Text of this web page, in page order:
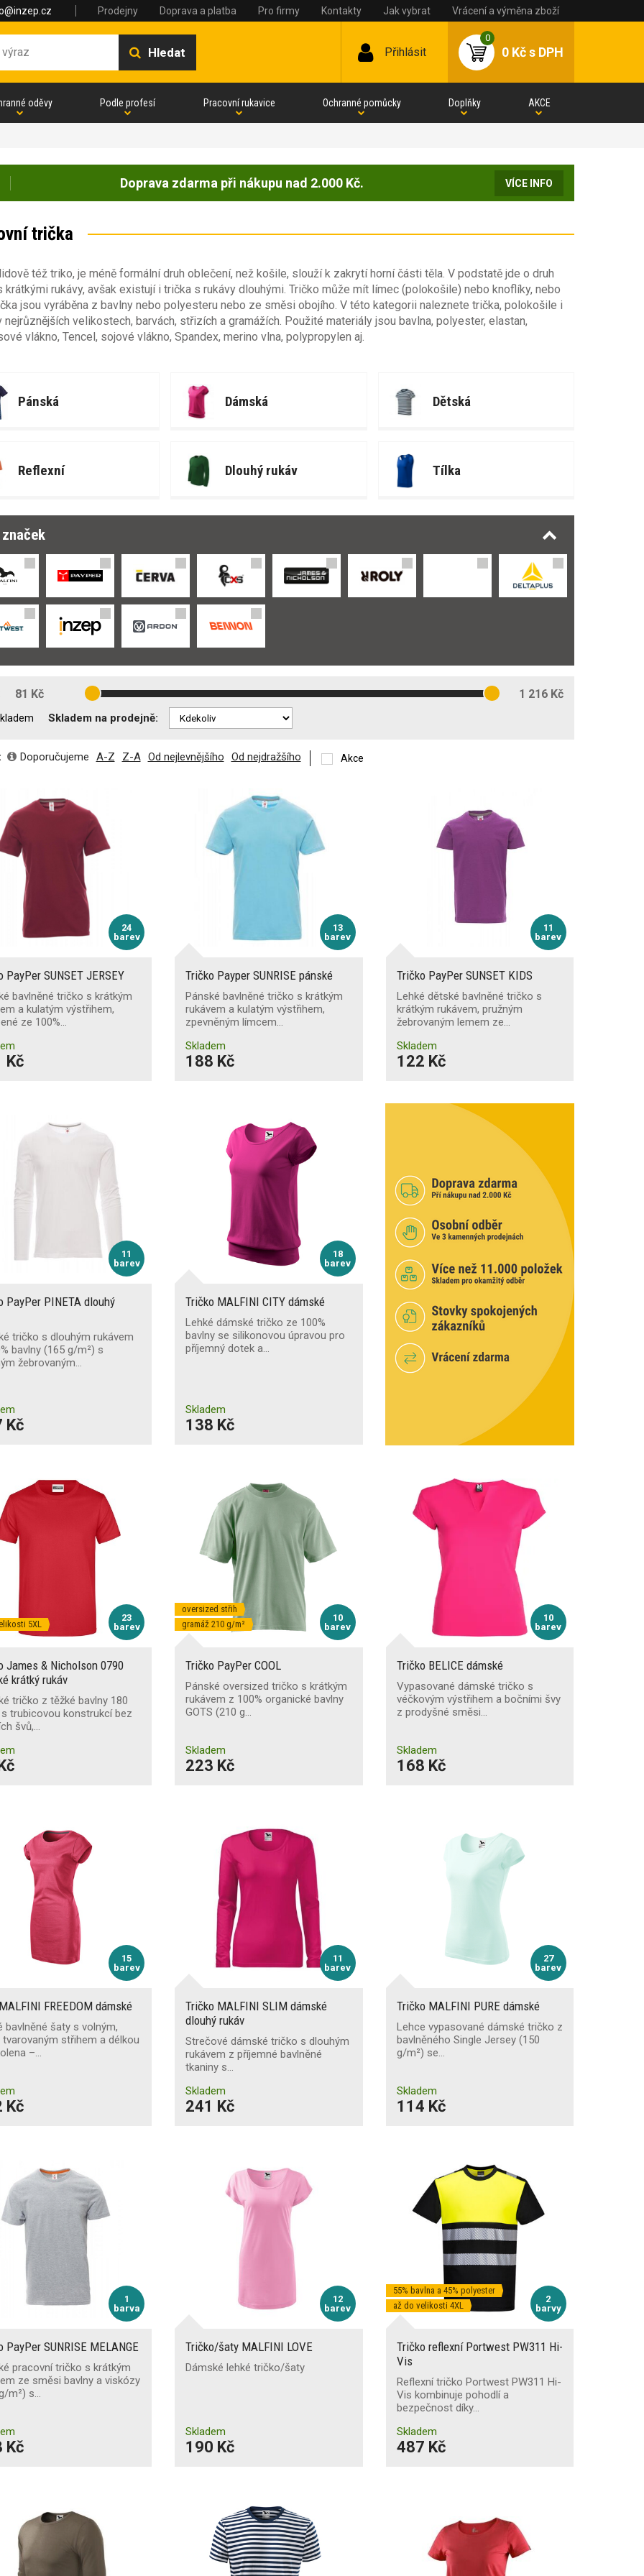
Prodejny Doprava a platba Pro firmy Kontakty Jak vybrat Vrácení a výměna zboží
Hledat Přihlásit
0
0 Kčs DPH
oděvy Podle profesí Pracovní rukavice Ochranné pomůcky Doplňky AKCE
Doprava zdarma při nákupu nad 2.000 Kč. VÍCE INFO
trička
též triko, je méně formální druh oblečení, než košile, slouží k zakrytí horní části těla. V podstatě jde o druh
krátkými rukávy, avšak existují i trička s rukávy dlouhými. Tričko může mít límec (polokošile) nebo knoflíky, nebo
jsou vyráběna z bavlny nebo polyesteru nebo ze směsi obojího. V této kategorii naleznete trička, polokošile i
nejrůznějších velikostech, barvách, střizích a gramážích. Použité materiály jsou bavlna, polyester, elastan,
vlákno, Tencel, sojové vlákno, Spandex, merino vlna, polypropylen aj.
Pánská Dámská Dětská
Reflexní Dlouhý rukáv Tílka
81 Kč 1 216 Kč
Skladem na prodejně:
Doporučujeme A-Z Z-A Od nejlevnějšího Od nejdražšího Akce
24
barev
PayPer SUNSET JERSEY
bavlněné tričko s krátkým
a kulatým výstřihem,
ze 100%…
Kč
13
barev
Tričko Payper SUNRISE pánské
Pánské bavlněné tričko s krátkým
rukávem a kulatým výstřihem,
zpevněným límcem…
Skladem
188 Kč
11
barev
Tričko PayPer SUNSET KIDS
Lehké dětské bavlněné tričko s
krátkým rukávem, pružným
žebrovaným lemem ze…
Skladem
122 Kč
11
barev
PayPer PINETA dlouhý
tričko s dlouhým rukávem
bavlny (165 g/m²) s
žebrovaným…
Kč
18
barev
Tričko MALFINI CITY dámské
Lehké dámské tričko ze 100%
bavlny se silikonovou úpravou pro
příjemný dotek a…
Skladem
138 Kč
23
barev
5XL
James & Nicholson 0790
krátký rukáv
tričko z těžké bavlny 180
trubicovou konstrukcí bez
švů,…
10
barev
oversized střih
gramáž 210 g/m²
Tričko PayPer COOL
Pánské oversized tričko s krátkým
rukávem z 100% organické bavlny
GOTS (210 g…
Skladem
223 Kč
10
barev
Tričko BELICE dámské
Vypasované dámské tričko s
véčkovým výstřihem a bočními švy
z prodyšné směsi…
Skladem
168 Kč
15
barev
FREEDOM dámské
bavlněné šaty s volným,
tvarovaným střihem a délkou
–…
Kč
11
barev
Tričko MALFINI SLIM dámské
dlouhý rukáv
Strečové dámské tričko s dlouhým
rukávem z příjemné bavlněné
tkaniny s…
Skladem
241 Kč
27
barev
Tričko MALFINI PURE dámské
Lehce vypasované dámské tričko z
bavlněného Single Jersey (150
g/m²) se…
Skladem
114 Kč
1
barva
PayPer SUNRISE MELANGE
pracovní tričko s krátkým
ze směsi bavlny a viskózy
m²) s…
Kč
12
barev
Tričko/šaty MALFINI LOVE
Dámské lehké tričko/šaty
Skladem
190 Kč
2
barvy
55% bavlna a 45% polyester
až do velikosti 4XL
Tričko reflexní Portwest PW311 Hi-
Vis
Reflexní tričko Portwest PW311 Hi-
Vis kombinuje pohodlí a
bezpečnost díky…
Skladem
487 Kč